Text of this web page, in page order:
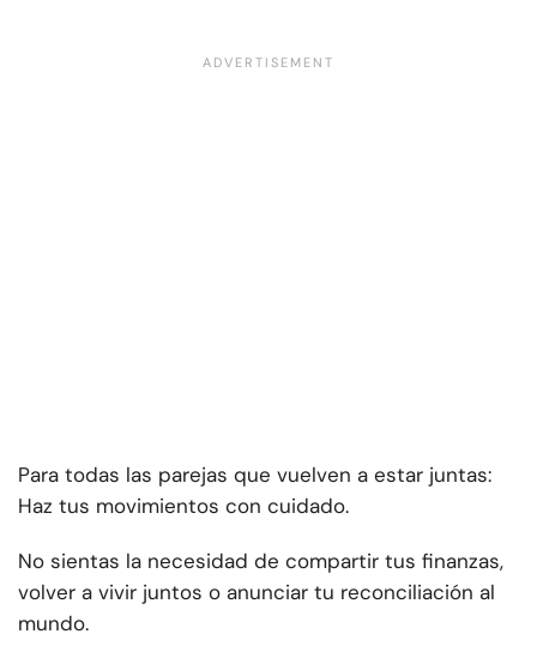
Para todas las parejas que vuelven a estar juntas:
Haz tus movimientos con cuidado.
No sientas la necesidad de compartir tus finanzas,
volver a vivir juntos o anunciar tu reconciliación al
mundo.